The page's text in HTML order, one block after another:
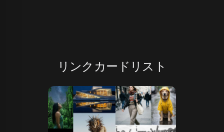
リンクカードリスト